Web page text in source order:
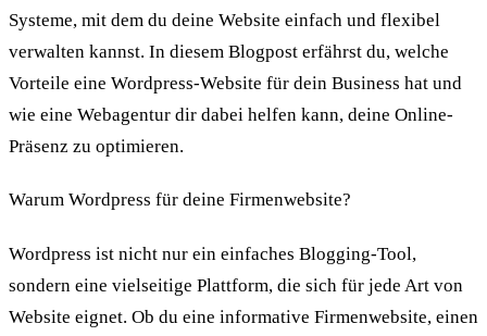
Systeme, mit dem du deine Website einfach und flexibel
verwalten kannst. In diesem Blogpost erfährst du, welche
Vorteile eine Wordpress-Website für dein Business hat und
wie eine Webagentur dir dabei helfen kann, deine Online-
Präsenz zu optimieren.
Warum Wordpress für deine Firmenwebsite?
Wordpress ist nicht nur ein einfaches Blogging-Tool,
sondern eine vielseitige Plattform, die sich für jede Art von
Website eignet. Ob du eine informative Firmenwebsite, einen